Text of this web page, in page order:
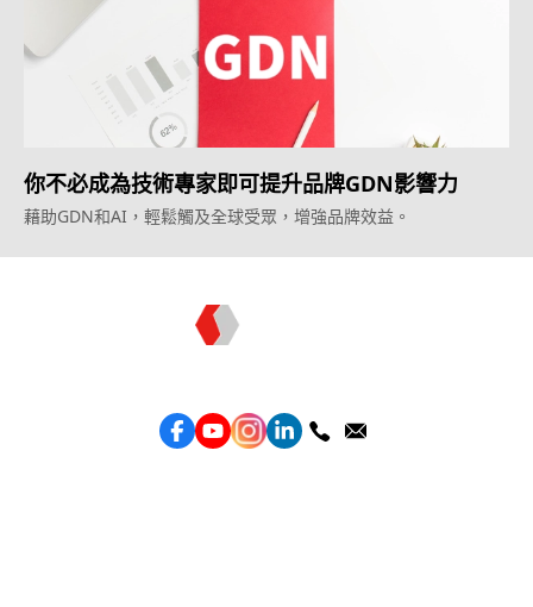
你不必成為技術專家即可提升品牌GDN影響力
藉助GDN和AI，輕鬆觸及全球受眾，增強品牌效益。